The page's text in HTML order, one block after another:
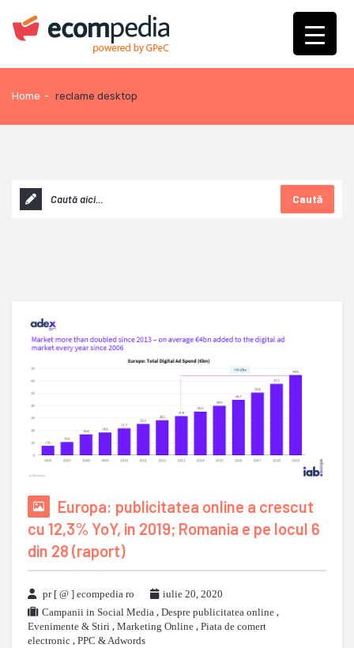
Home - reclame desktop
Caută
Europa: publicitatea online a crescut
cu 12,3% YoY, in 2019; Romania e pe locul 6
din 28 (raport)
pr [ @ ] ecompedia ro
iulie 20, 2020
Campanii in Social Media , Despre publicitatea online ,
Evenimente & Stiri , Marketing Online , Piata de comert
electronic , PPC & Adwords